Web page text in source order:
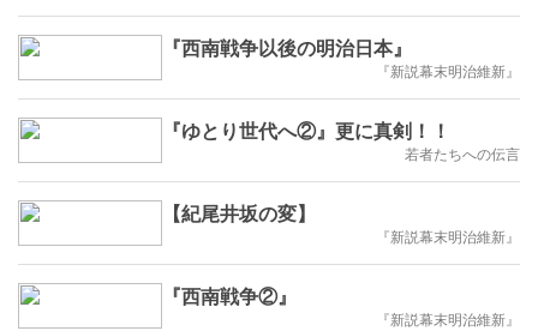
『西南戦争以後の明治日本』
『新説幕末明治維新』
『ゆとり世代へ②』更に真剣！！
若者たちへの伝言
【紀尾井坂の変】
『新説幕末明治維新』
『西南戦争②』
『新説幕末明治維新』